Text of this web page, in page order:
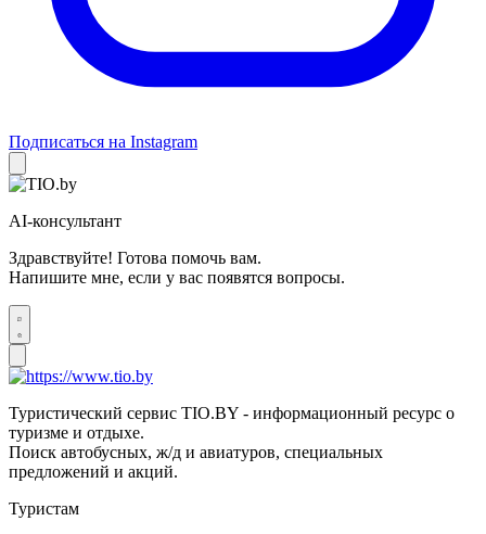
Подписаться на Instagram
AI-консультант
Здравствуйте! Готова помочь вам.
Напишите мне, если у вас появятся вопросы.
Туристический сервис TIO.BY - информационный ресурс о
туризме и отдыхе.
Поиск автобусных, ж/д и авиатуров, специальных
предложений и акций.
Туристам